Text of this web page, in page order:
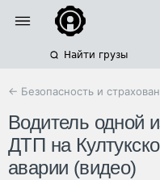
Найти грузы
← Безопасность и
Водитель одной
ДТП на
аварии (видео)